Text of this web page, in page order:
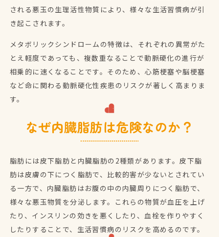
される悪玉の生理活性物質により、様々な生活習慣病が引
き起こされます。
メタボリックシンドロームの特徴は、それぞれの異常がた
とえ軽度であっても、複数重なることで動脈硬化の進行が
相乗的に速くなることです。そのため、心筋梗塞や脳梗塞
など命に関わる動脈硬化性疾患のリスクが著しく高まりま
す。
なぜ内臓脂肪は危険なのか？
脂肪には皮下脂肪と内臓脂肪の2種類があります。皮下脂
肪は皮膚の下につく脂肪で、比較的害が少ないとされてい
る一方で、内臓脂肪はお腹の中の内臓周りにつく脂肪で、
様々な悪玉物質を分泌します。これらの物質が血圧を上げ
たり、インスリンの効きを悪くしたり、血栓を作りやすく
したりすることで、生活習慣病のリスクを高めるのです。